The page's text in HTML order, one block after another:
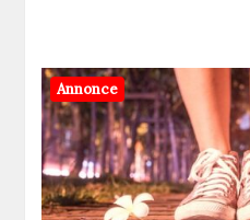
Annonce